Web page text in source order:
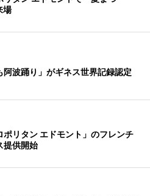
場
阿波踊り」がギネス世界記録認定
ポリタン エドモント」のフレンチ
提供開始